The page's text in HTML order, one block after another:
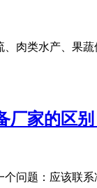
肉类水产、果
厂家的区
问题：应该联